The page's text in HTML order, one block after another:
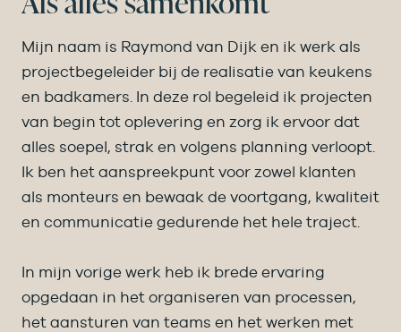
Mijn naam is Raymond van Dijk en ik werk als
projectbegeleider bij de realisatie van keukens
en badkamers. In deze rol begeleid ik projecten
van begin tot oplevering en zorg ik ervoor dat
alles soepel, strak en volgens planning verloopt.
Ik ben het aanspreekpunt voor zowel klanten
als monteurs en bewaak de voortgang, kwaliteit
en communicatie gedurende het hele traject.
In mijn vorige werk heb ik brede ervaring
opgedaan in het organiseren van processen,
het aansturen van teams en het werken met